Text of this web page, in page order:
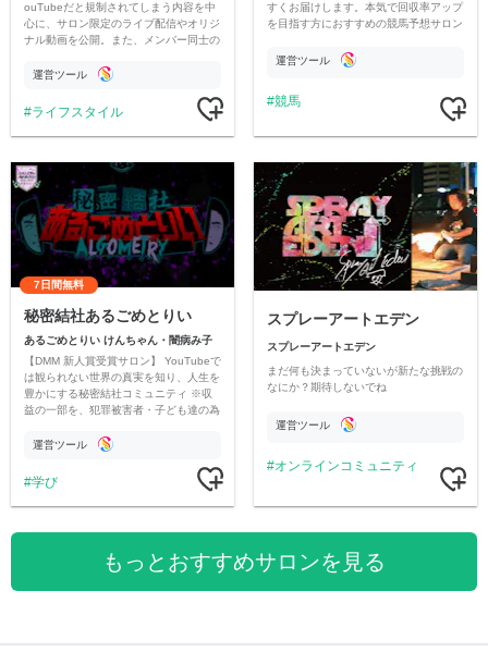
ouTubeだと規制されてしまう内容を中
心に、サロン限定のライブ配信やオリジ
ナル動画を公開。また、メンバー同士の
ただいています。
運営ツール
ライフスタイル
すくお届けします。本気で回収率アップ
を目指す方におすすめの競馬予想サロン
運営ツール
競馬
7日間無料
秘密結社あるごめとりい
あるごめとりい けんちゃん・闇病み子
【DMM 新人賞受賞サロン】 YouTubeで
は観られない世界の真実を知り、人生を
豊かにする秘密結社コミュニティ ※収
益の一部を、犯罪被害者・子ども達の為
す運営ツール
学び
スプレーアートエデン
スプレーアートエデン
まだ何も決まっていないが新たな挑戦の
なにか？期待しないでね
運営ツール
オンラインコミュニティ
もっとおすすめサロンを見る